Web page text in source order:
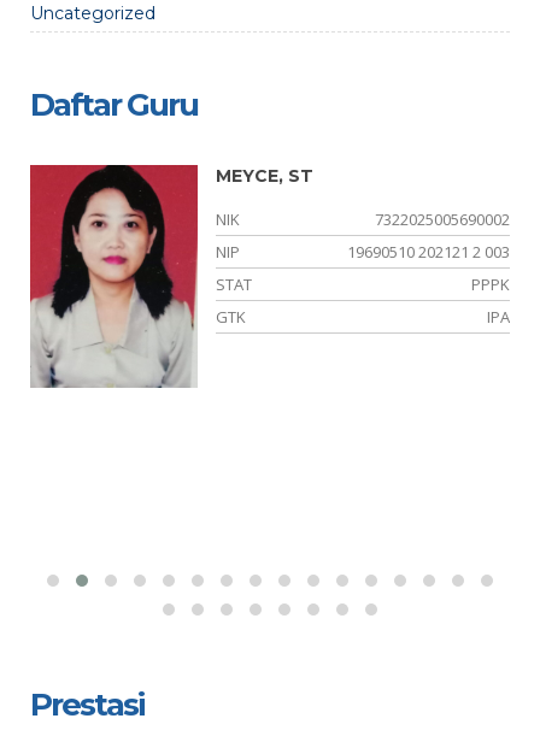
Uncategorized
Daftar Guru
MEYCE, ST
NIK
7322025005690002
NIP
19690510 202121 2 003
STAT
PPPK
GTK
IPA
Prestasi